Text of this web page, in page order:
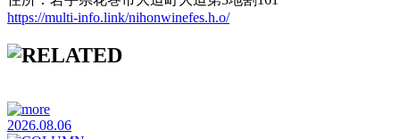
https://multi-info.link/nihonwinefes.h.o/
2026.08.06